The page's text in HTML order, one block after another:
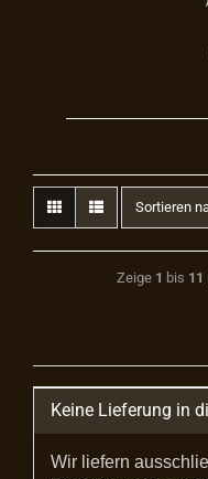
Sortieren
Zeige 1 bis 11
Keine Lieferung in
Wir liefern